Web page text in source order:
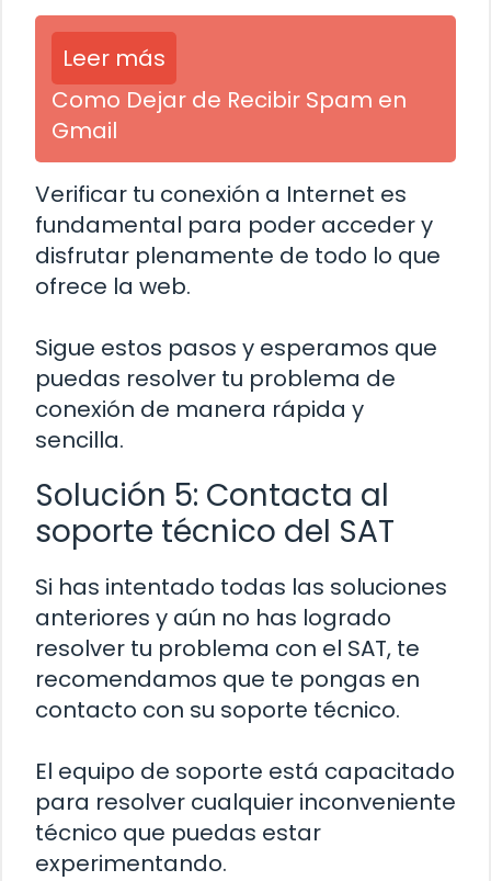
Leer más
Como Dejar de Recibir Spam en
Gmail
Verificar tu conexión a Internet es
fundamental para poder acceder y
disfrutar plenamente de todo lo que
ofrece la web.
Sigue estos pasos y esperamos que
puedas resolver tu problema de
conexión de manera rápida y
sencilla.
Solución 5: Contacta al
soporte técnico del SAT
Si has intentado todas las soluciones
anteriores y aún no has logrado
resolver tu problema con el SAT, te
recomendamos que te pongas en
contacto con su soporte técnico.
El equipo de soporte está capacitado
para resolver cualquier inconveniente
técnico que puedas estar
experimentando.